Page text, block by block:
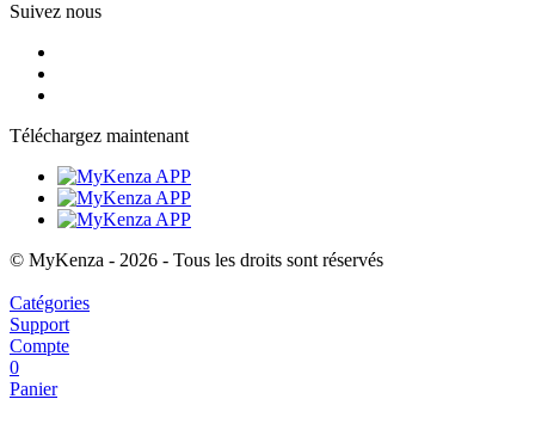
Suivez nous
Téléchargez maintenant
© MyKenza - 2026 - Tous les droits sont réservés
Catégories
Support
Compte
0
Panier